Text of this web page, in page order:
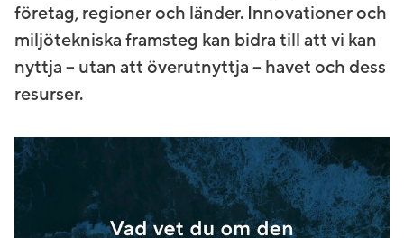
företag, regioner och länder. Innovationer och
miljötekniska framsteg kan bidra till att vi kan
nyttja – utan att överutnyttja – havet och dess
resurser.